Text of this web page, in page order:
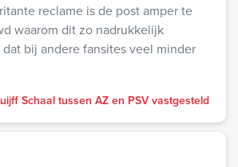
reclame is de post amper te
waarom dit zo nadrukkelijk
bij andere fansites veel minder
Schaal tussen AZ en PSV vastgesteld